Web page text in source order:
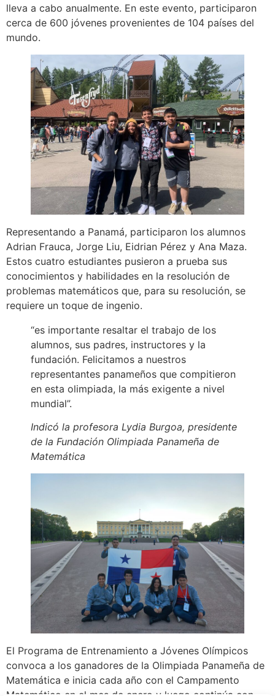
lleva a cabo anualmente. En este evento, participaron
cerca de 600 jóvenes provenientes de 104 países del
mundo.
Representando a Panamá, participaron los alumnos
Adrian Frauca, Jorge Liu, Eidrian Pérez y Ana Maza.
Estos cuatro estudiantes pusieron a prueba sus
conocimientos y habilidades en la resolución de
problemas matemáticos que, para su resolución, se
requiere un toque de ingenio.
“es importante resaltar el trabajo de los
alumnos, sus padres, instructores y la
fundación. Felicitamos a nuestros
representantes panameños que compitieron
en esta olimpiada, la más exigente a nivel
mundial”.
Indicó la profesora Lydia Burgoa, presidente
de la Fundación Olimpiada Panameña de
Matemática
El Programa de Entrenamiento a Jóvenes Olímpicos
convoca a los ganadores de la Olimpiada Panameña de
Matemática e inicia cada año con el Campamento